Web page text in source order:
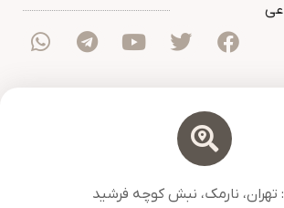
نارمک، نبش کوچه فرشید